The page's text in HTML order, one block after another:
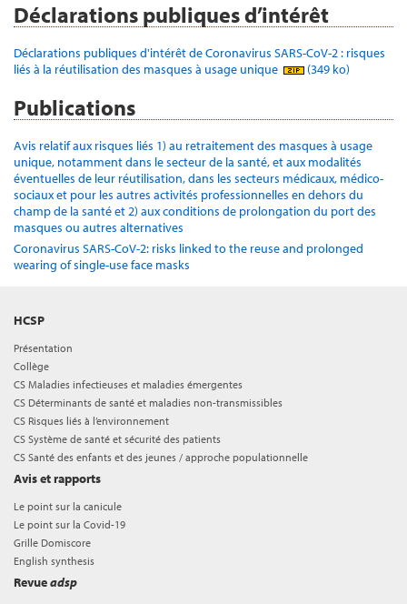
Déclarations publiques d’intérêt
Déclarations publiques d'intérêt de Coronavirus SARS-CoV-2 : risques
liés à la réutilisation des masques à usage unique
(349 ko)
Publications
Avis relatif aux risques liés 1) au retraitement des masques à usage
unique, notamment dans le secteur de la santé, et aux modalités
éventuelles de leur réutilisation, dans les secteurs médicaux, médico-
sociaux et pour les autres activités professionnelles en dehors du
champ de la santé et 2) aux conditions de prolongation du port des
masques ou autres alternatives
Coronavirus SARS-CoV-2: risks linked to the reuse and prolonged
wearing of single-use face masks
HCSP
Présentation
Collège
CS Maladies infectieuses et maladies émergentes
CS Déterminants de santé et maladies non-transmissibles
CS Risques liés à l’environnement
CS Système de santé et sécurité des patients
CS Santé des enfants et des jeunes / approche populationnelle
Avis et rapports
Le point sur la canicule
Le point sur la Covid-19
Grille Domiscore
English synthesis
Revueadsp